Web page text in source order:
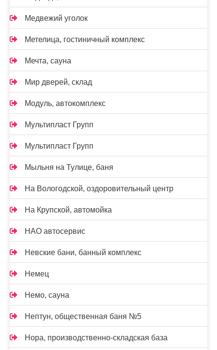
Медвежий уголок
Метелица, гостиничный комплекс
Мечта, сауна
Мир дверей, склад
Модуль, автокомплекс
Мультипласт Групп
Мультипласт Групп
Мыльня на Тулице, баня
На Вологодской, оздоровительный центр
На Крупской, автомойка
НАО автосервис
Невские бани, банный комплекс
Немец
Немо, сауна
Нептун, общественная баня №5
Нора, производственно-складская база